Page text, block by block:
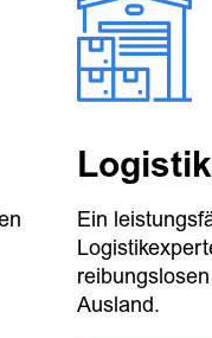
Logistik
Ein
Ausland.